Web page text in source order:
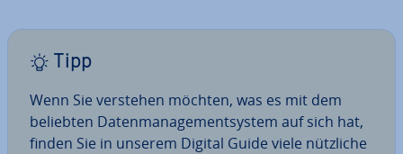
Tipp
Wenn Sie verstehen möchten, was es mit dem
beliebten Da­ten­ma­nage­ment­sys­tem auf sich hat,
finden Sie in unserem Digital Guide viele nützliche